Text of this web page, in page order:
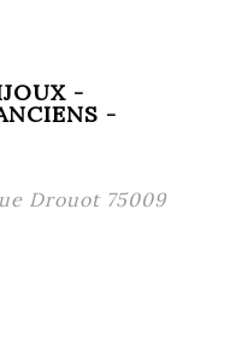
-
-
Drouot 75009